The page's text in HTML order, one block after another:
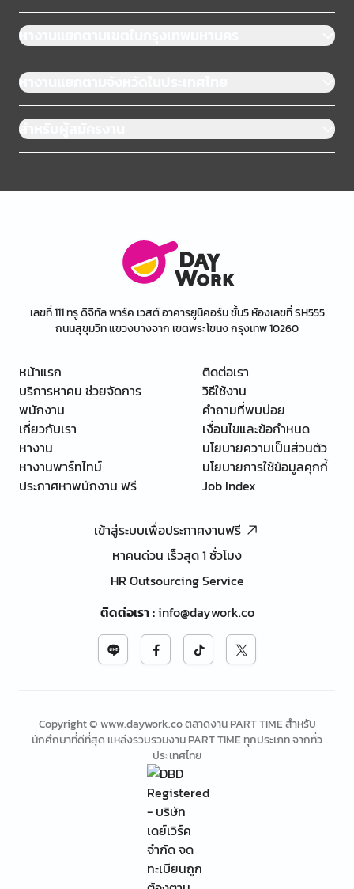
หางานแยกตามเขตในกรุงเทพมหานคร
หางานแยกตามจังหวัดในประเทศไทย
สำหรับผู้สมัครงาน
เลขที่ 111 ทรู ดิจิทัล พาร์ค เวสต์ อาคารยูนิคอร์น ชั้น5 ห้องเลขที่ SH555
ถนนสุขุมวิท แขวงบางจาก เขตพระโขนง กรุงเทพ 10260
หน้าแรก
บริการหาคน ช่วยจัดการ
พนักงาน
เกี่ยวกับเรา
หางาน
หางานพาร์ทไทม์
ประกาศหาพนักงาน ฟรี
ติดต่อเรา
วิธีใช้งาน
คำถามที่พบบ่อย
เงื่อนไขและข้อกำหนด
นโยบายความเป็นส่วนตัว
นโยบายการใช้ข้อมูลคุกกี้
Job Index
เข้าสู่ระบบเพื่อประกาศงานฟรี
หาคนด่วน เร็วสุด 1 ชั่วโมง
HR Outsourcing Service
ติดต่อเรา:info@daywork.co
Copyright © www.daywork.co ตลาดงาน PART TIME สำหรับ
นักศึกษาที่ดีที่สุด แหล่งรวบรวมงาน PART TIME ทุกประเภท จากทั่ว
ประเทศไทย